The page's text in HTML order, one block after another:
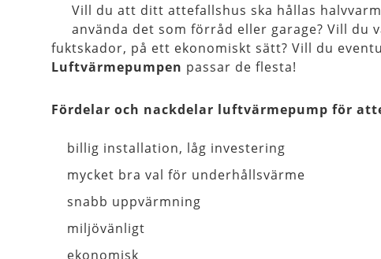
Vill du att ditt attefallshus ska hållas
använda det som förråd eller garage? Vill du
fuktskador, på ett ekonomiskt sätt? Vill du
Luftvärmepumpen passar de flesta!
Fördelar och nackdelar luftvärmepump för
billig installation, låg investering
mycket bra val för underhållsvärme
snabb uppvärmning
miljövänligt
ekonomisk